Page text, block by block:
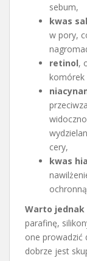
sebum,
kwas
w pory,
retinol,
komórek
cery,
kwas
Warto
parafinę,
one prowadzić
dobrze jest